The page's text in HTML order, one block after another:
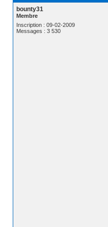
bounty31
Membre
Inscription : 09-02-2009
Messages : 3 530